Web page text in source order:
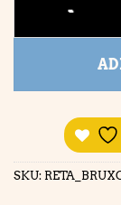
SKU: